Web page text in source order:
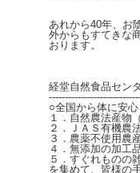
あれから40年、お
外からもすてきな
おります。
経堂自然食品セン
○全国から体に安
１．自然農法産物
２．ＪＡＳ有機農
３．農薬不使用農
４．無添加の加工
５．すぐれもの
を集めて、皆様の